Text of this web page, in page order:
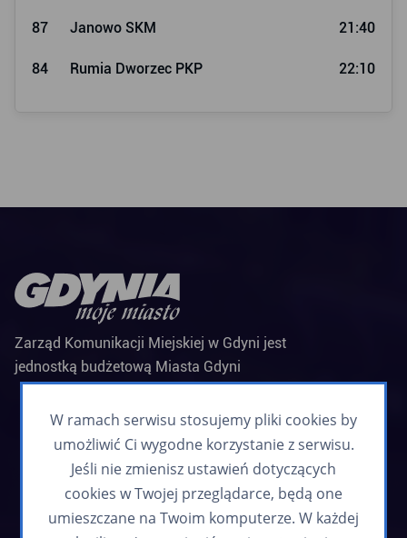
87 Janowo SKM 21:40
84 Rumia Dworzec PKP 22:10
Zarząd Komunikacji Miejskiej w Gdyni jest
jednostką budżetową Miasta Gdyni
Biuletyn informacyjny
Zapisz się
W ramach serwisu stosujemy pliki cookies by
umożliwić Ci wygodne korzystanie z serwisu.
Jeśli nie zmienisz ustawień dotyczących
cookies w Twojej przeglądarce, będą one
umieszczane na Twoim komputerze. W każdej